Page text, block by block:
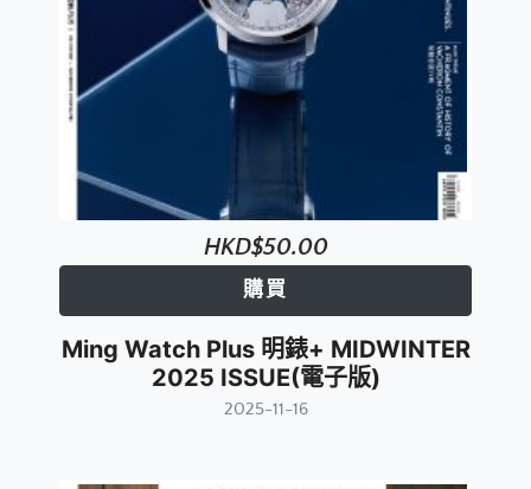
HKD$50.00
購買
Ming Watch Plus 明錶+ MIDWINTER
2025 ISSUE(電子版)
2025-11-16